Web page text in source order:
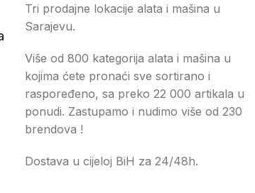
Tri prodajne lokacije alata i mašina u
Sarajevu.
Više od 800 kategorija alata i mašina u
kojima ćete pronaći sve sortirano i
raspoređeno, sa preko 22 000 artikala u
ponudi. Zastupamo i nudimo više od 230
brendova !
Dostava u cijeloj BiH za 24/48h.